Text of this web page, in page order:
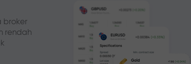
broker
rendah